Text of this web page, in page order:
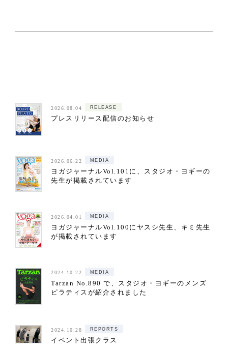
2026.08.04 RELEASE
プレスリリース配信のお知らせ
2026.06.22 MEDIA
ヨガジャーナルVol.101に、スタジオ・ヨギーの
先生が掲載されています
2026.04.01 MEDIA
ヨガジャーナルVol.100にヤスシ先生、キミ先生
が掲載されています
2024.10.22 MEDIA
Tarzan No.890 で、スタジオ・ヨギーのメンズ
ピラティスが紹介されました
2024.10.28 REPORTS
イベント出張クラス